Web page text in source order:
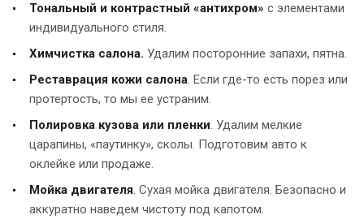
Тональный и контрастный «антихром» с элементами
индивидуального стиля.
Химчистка салона. Удалим посторонние запахи, пятна.
Реставрация кожи салона. Если где-то есть порез или
протертость, то мы ее устраним.
Полировка кузова или пленки. Удалим мелкие
царапины, «паутинку», сколы. Подготовим авто к
оклейке или продаже.
Мойка двигателя. Сухая мойка двигателя. Безопасно и
аккуратно наведем чистоту под капотом.